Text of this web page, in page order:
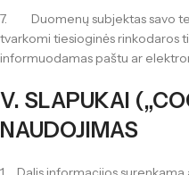
7. Duomenų subjektas savo
tvarkomi tiesioginės rinkodaros
informuodamas paštu ar
V. SLAPUKAI
NAUDOJIMAS